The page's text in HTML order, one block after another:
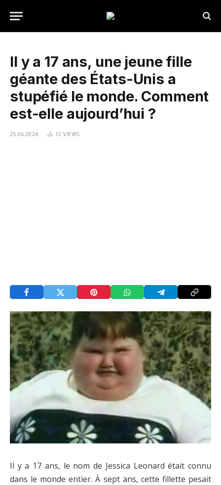
Il y a 17 ans, une jeune fille
géante des États-Unis a
stupéfié le monde. Comment
est-elle aujourd’hui ?
25.06.2024 12 VIEWS
Il y a 17 ans, le nom de Jessica Leonard était connu
dans le monde entier. À sept ans, cette fillette pesait